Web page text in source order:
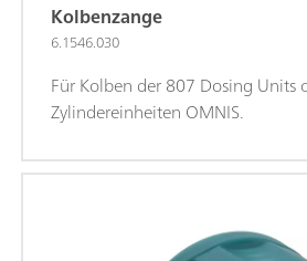
Kolbenzange
6.1546.030
Für Kolben der 807 Dosing Units
Zylindereinheiten OMNIS.